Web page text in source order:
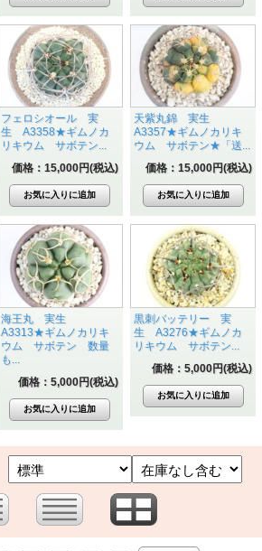
フェロシオール 実
生 A3358★ギムノカ
リキウム サボテン...
価格：15,000円(税込)
天紫丸錦 実生
A3357★ギムノカリキ
ウム サボテン★「送...
価格：15,000円(税込)
海王丸 実生
A3313★ギムノカリキ
ウム サボテン 数量
も...
価格：5,000円(税込)
黒刺バッテリー 実
生 A3276★ギムノカ
リキウム サボテン...
価格：5,000円(税込)